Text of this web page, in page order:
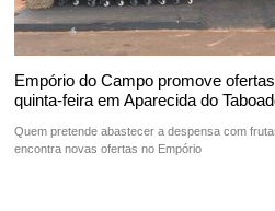
Empório do Campo promove
quinta-feira em Aparecida do
Quem pretende abastecer a despensa com
encontra novas ofertas no Empório